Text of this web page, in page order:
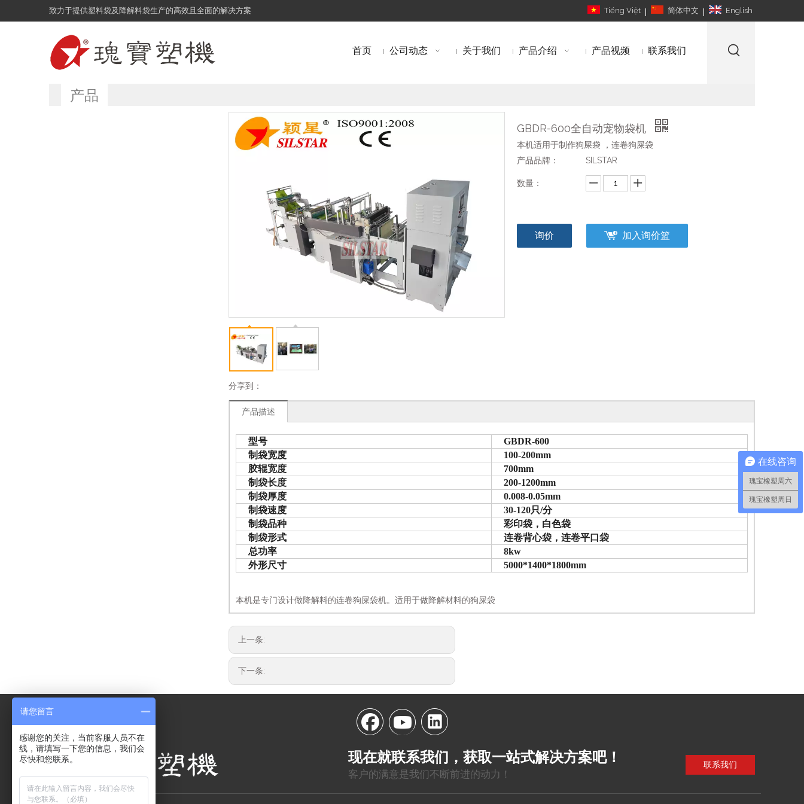
致力于提供塑料袋及降解料袋生产的高效且全面的解决方案 Tiếng Việt | 简体中文 | English
首页 公司动态 关于我们 产品介绍 产品视频 联系我们
产品
分享到：
GBDR-600全自动宠物袋机
本机适用于制作狗屎袋 ，连卷狗屎袋
产品品牌：
SILSTAR
数量：
询价 加入询价篮
产品描述
型号
GBDR-600
制袋宽度
100-200mm
胶辊宽度
700mm
制袋长度
200-1200mm
制袋厚度
0.008-0.05mm
制袋速度
30-120只/分
制袋品种
彩印袋，白色袋
制袋形式
连卷背心袋，连卷平口袋
总功率
8kw
外形尺寸
5000*1400*1800mm
本机是专门设计做降解料的连卷狗屎袋机。适用于做降解材料的狗屎袋
上一条:
下一条:
现在就联系我们，获取一站式解决方案吧！
客户的满意是我们不断前进的动力！
联系我们
在线咨询
瑰宝橡塑周六
瑰宝橡塑周日
请您留言
感谢您的关注，当前客服人员不在
线，请填写一下您的信息，我们会
尽快和您联系。